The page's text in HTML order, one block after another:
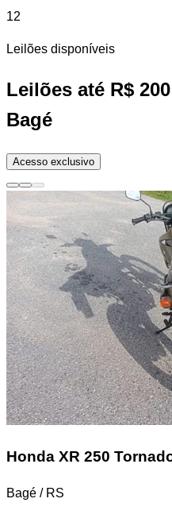
12
Leilões disponíveis
Leilões até R$
Bagé
Acesso exclusivo
Honda XR 250
Bagé / RS